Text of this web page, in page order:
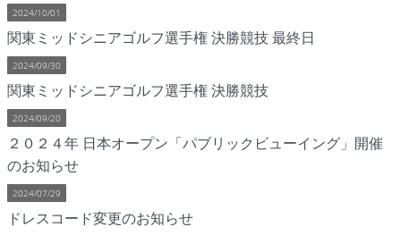
2024/10/01
関東ミッドシニアゴルフ選手権 決勝競技 最終日
2024/09/30
関東ミッドシニアゴルフ選手権 決勝競技
2024/09/20
２０２４年 日本オープン「パブリックビューイング」開催
のお知らせ
2024/07/29
ドレスコード変更のお知らせ